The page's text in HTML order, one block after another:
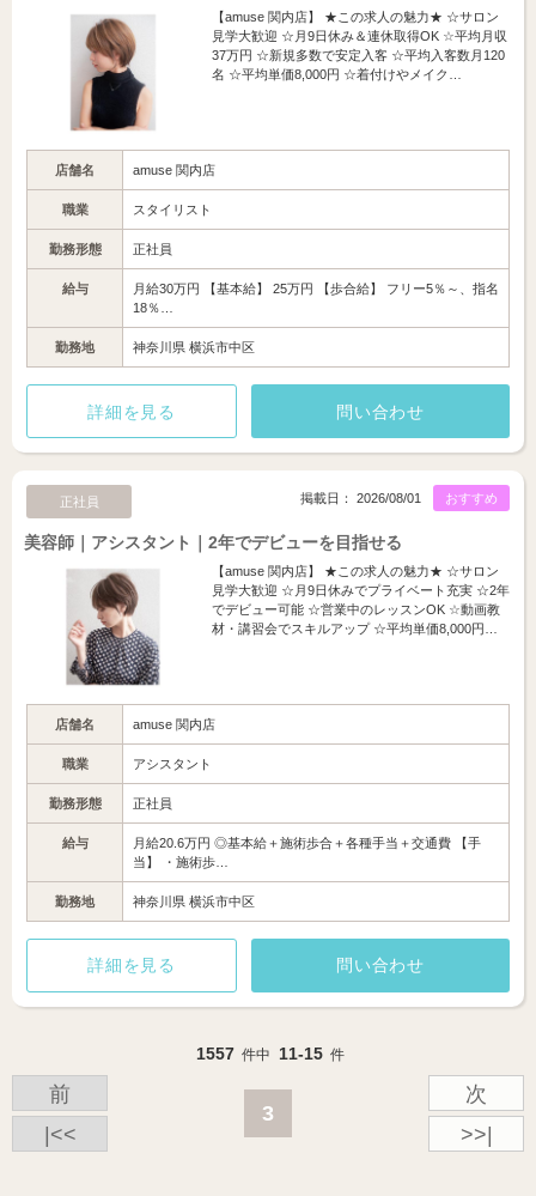
【amuse 関内店】 ★この求人の魅力★ ☆サロン
見学大歓迎 ☆月9日休み＆連休取得OK ☆平均月収
37万円 ☆新規多数で安定入客 ☆平均入客数月120
名 ☆平均単価8,000円 ☆着付けやメイク…
店舗名 amuse 関内店
職業 スタイリスト
勤務形態 正社員
給与
月給30万円 【基本給】 25万円 【歩合給】 フリー5％～、指名
18％…
勤務地 神奈川県 横浜市中区
詳細を見る 問い合わせ
正社員 おすすめ
掲載日： 2026/08/01
美容師｜アシスタント｜2年でデビューを目指せる
【amuse 関内店】 ★この求人の魅力★ ☆サロン
見学大歓迎 ☆月9日休みでプライベート充実 ☆2年
でデビュー可能 ☆営業中のレッスンOK ☆動画教
材・講習会でスキルアップ ☆平均単価8,000円…
店舗名 amuse 関内店
職業 アシスタント
勤務形態 正社員
給与
月給20.6万円 ◎基本給＋施術歩合＋各種手当＋交通費 【手
当】 ・施術歩…
勤務地 神奈川県 横浜市中区
詳細を見る 問い合わせ
1557 件中 11-15 件
|<<
前
3
次
>>|